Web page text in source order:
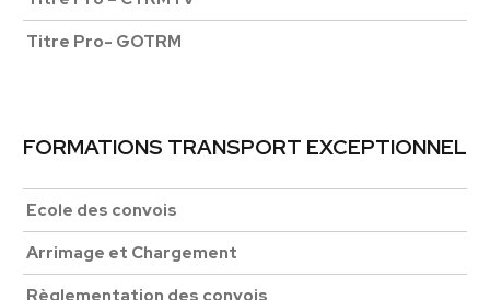
Titre Pro- GOTRM
FORMATIONS TRANSPORT EXCEPTIONNEL
Ecole des convois
Arrimage et Chargement
Règlementation des convois